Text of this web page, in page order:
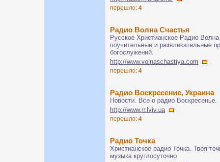
перешло: 4
Радио Волна Счастья
Русское Xристианское Радио
поучительные и развлекательные
богослужений.
http://www.volnaschastiya.com
перешло: 4
Радио Воскресение, Украина
Новости. Все о радио Воскресенье.
http://www.rr.lviv.ua
перешло: 4
Радио Точка
Христианское радио Точка. Твоя
музыка круглосуточно